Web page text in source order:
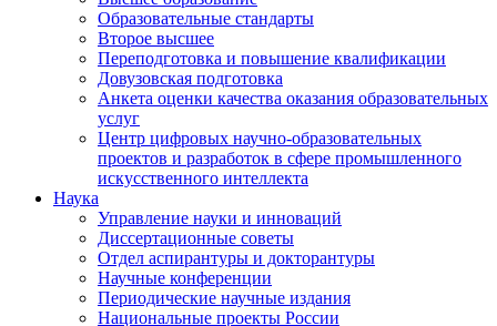
Образовательные стандарты
Второе высшее
Переподготовка и повышение квалификации
Довузовская подготовка
Анкета оценки качества оказания образовательных
услуг
Центр цифровых научно-образовательных
проектов и разработок в сфере промышленного
искусственного интеллекта
Наука
Управление науки и инноваций
Диссертационные советы
Отдел аспирантуры и докторантуры
Научные конференции
Периодические научные издания
Национальные проекты России